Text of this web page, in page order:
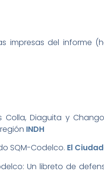
impresas del informe
Diaguita y
INDH
SQM-Codelco.­ El
Un libreto de